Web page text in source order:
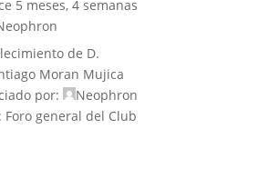
5 meses, 4 semanas
de D.
Moran Mujica
por:
Neophron
Foro general del Club